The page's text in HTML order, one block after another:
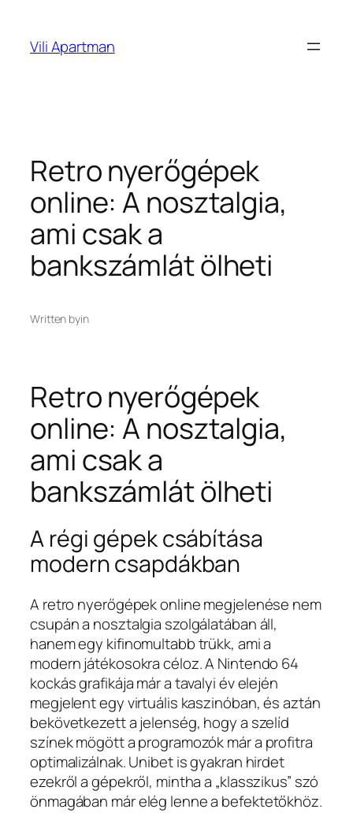
tartalomhoz
Vili Apartman
Retro nyerőgépek
online: A nosztalgia,
ami csak a
bankszámlát ölheti
Written byin
Retro nyerőgépek
online: A nosztalgia,
ami csak a
bankszámlát ölheti
A régi gépek csábítása
modern csapdákban
A retro nyerőgépek online megjelenése nem
csupán a nosztalgia szolgálatában áll,
hanem egy kifinomultabb trükk, ami a
modern játékosokra céloz. A Nintendo 64
kockás grafikája már a tavalyi év elején
megjelent egy virtuális kaszinóban, és aztán
bekövetkezett a jelenség, hogy a szelíd
színek mögött a programozók már a profitra
optimalizálnak. Unibet is gyakran hirdet
ezekről a gépekről, mintha a „klasszikus” szó
önmagában már elég lenne a befektetőkhöz.